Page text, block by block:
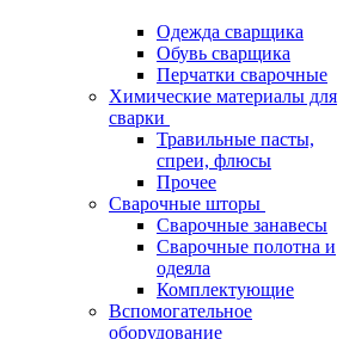
Одежда сварщика
Обувь сварщика
Перчатки сварочные
Химические материалы для
сварки
Травильные пасты,
спреи, флюсы
Прочее
Сварочные шторы
Сварочные занавесы
Сварочные полотна и
одеяла
Комплектующие
Вспомогательное
оборудование